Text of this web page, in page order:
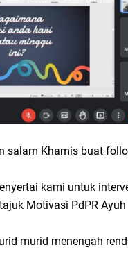
salam Khamis buat
kami untuk
Motivasi PdPR
murid menengah